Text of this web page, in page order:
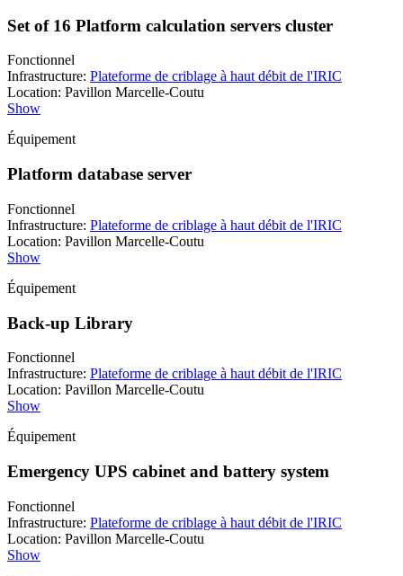
Set of 16 Platform calculation servers cluster
Fonctionnel
Infrastructure: Plateforme de criblage à haut débit de l'IRIC
Location: Pavillon Marcelle-Coutu
Show
Équipement
Platform database server
Fonctionnel
Infrastructure: Plateforme de criblage à haut débit de l'IRIC
Location: Pavillon Marcelle-Coutu
Show
Équipement
Back-up Library
Fonctionnel
Infrastructure: Plateforme de criblage à haut débit de l'IRIC
Location: Pavillon Marcelle-Coutu
Show
Équipement
Emergency UPS cabinet and battery system
Fonctionnel
Infrastructure: Plateforme de criblage à haut débit de l'IRIC
Location: Pavillon Marcelle-Coutu
Show